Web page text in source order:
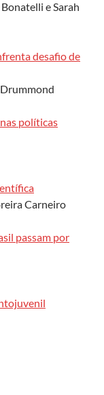
e Sarah
desafio de
políticas
Carneiro
passam por